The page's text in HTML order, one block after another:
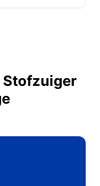
Stofzuiger